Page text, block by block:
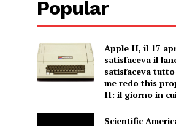
Popular
Apple II, il 17
satisfaceva il
satisfaceva tutto
me redo this
II: il giorno in
Scientific